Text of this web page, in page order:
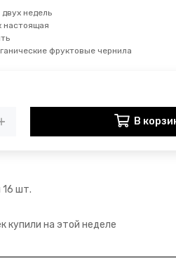
недель
настоящая
фруктовые чернила
В
16 шт.
купили на этой неделе